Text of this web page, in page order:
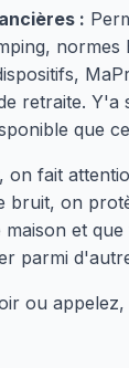
:
normes
retraite. Y'a
que
on fait
bruit, on
et
parmi
ou